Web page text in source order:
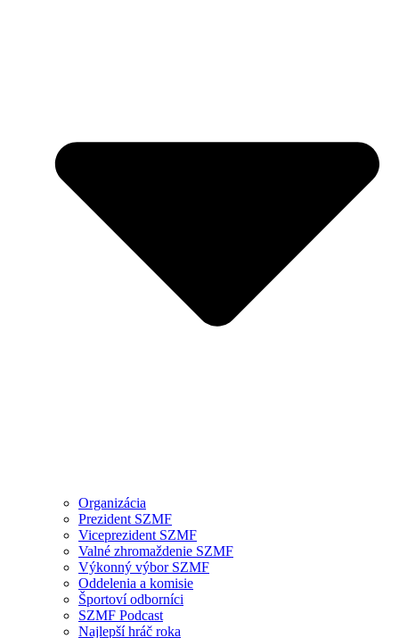
Organizácia
Prezident SZMF
Viceprezident SZMF
Valné zhromaždenie SZMF
Výkonný výbor SZMF
Oddelenia a komisie
Športoví odborníci
SZMF Podcast
Najlepší hráč roka